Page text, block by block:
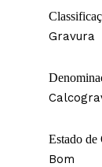
Gravura
Estado de
Bom